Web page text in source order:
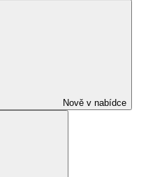
Nově v nabídce